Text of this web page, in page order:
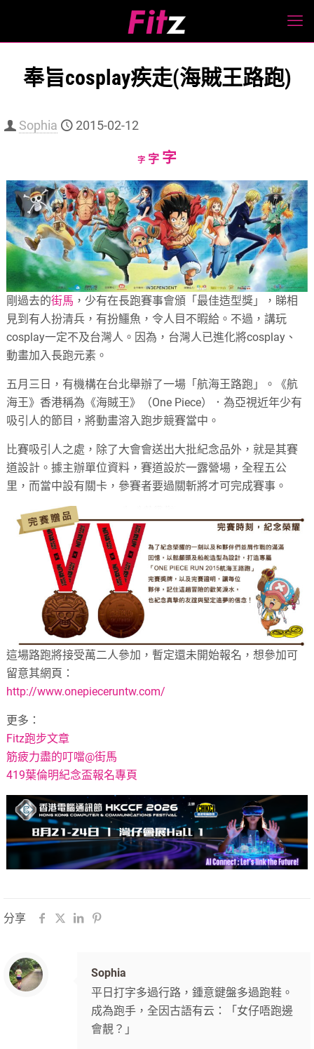
奉旨cosplay疾走(海賊王路跑)
Sophia 2015-02-12
字Decrease
size.
字Reset
size.
字Increase
size.
剛過去的街馬 ，少有在長跑賽事會頒「最佳造型獎」，睇相
見到有人扮清兵，有扮鱷魚，令人目不暇給。不過，講玩
cosplay一定不及台灣人。因為，台灣人已進化將cosplay、
動畫加入長跑元素。
五月三日，有機構在台北舉辦了一場「航海王路跑」。《航
海王》香港稱為《海賊王》（One Piece）．為亞視近年少有
吸引人的節目，將動畫溶入跑步競賽當中。
比賽吸引人之處，除了大會會送出大批紀念品外，就是其賽
道設計。據主辦單位資料，賽道設於一露營場，全程五公
里，而當中設有關卡，參賽者要過關斬將才可完成賽事。
這場路跑將接受萬二人參加，暫定還未開始報名，想參加可
留意其網頁：
http://www.onepieceruntw.com/
更多：
Fitz跑步文章
筋疲力盡的叮噹@街馬
419葉倫明紀念盃報名專頁
分享
Sophia
平日打字多過行路，鍾意鍵盤多過跑鞋。
成為跑手，全因古語有云：「女仔唔跑邊
會靚？」